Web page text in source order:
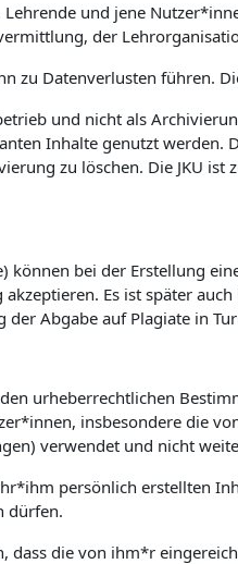
und jene
der
zu Datenverlusten führen.
und nicht als
Inhalte genutzt werden.
zu löschen. Die JKU
können bei der Erstellung
Es ist später
Abgabe auf Plagiate in
urheberrechtlichen
insbesondere die
verwendet und nicht
persönlich erstellten
dürfen.
die von ihm*r